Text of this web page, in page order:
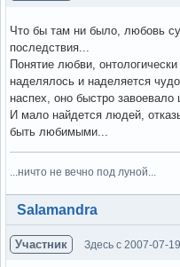
Что бы там ни было, любовь
последствия...
Понятие любви,
наделялось и наделяется
наспех, оно быстро
И мало найдется людей,
быть любимыми...
...ничто не вечно под луной...
Вне форума
Salamandra
Участник Здесь с 2007-07-19